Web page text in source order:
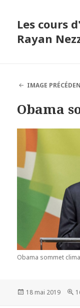
Les cours
Rayan
IMAGE
Obama
Obama sommet
Publié
18 mai 2019